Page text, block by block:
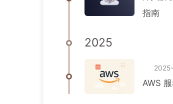
指南
2025
AWS